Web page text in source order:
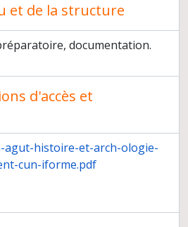
et de la structure
documentation.
d'accès et
agut-histoire-et-arch-ologie-
cun-iforme.pdf